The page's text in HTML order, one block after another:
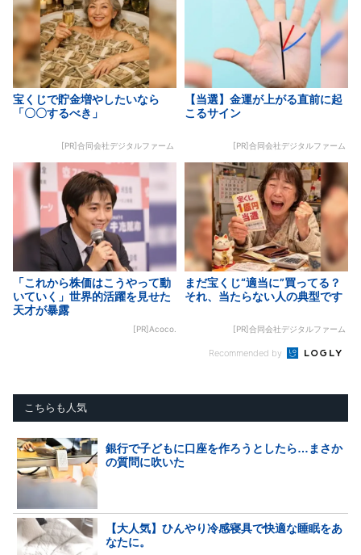
宝くじで貯金増やしたいなら
「〇〇するべき」
[PR]合同会社デジタルファーム
【当選】金運が上がる直前に起
こるサイン
[PR]合同会社デジタルファーム
「これから株価はこうやって動
いていく」世界的活躍を見せた
天才が暴露
[PR]Acoco.
まだ宝くじ“適当に”買ってる？
それ、当たらない人の典型です
[PR]合同会社デジタルファーム
Recommended by
こちらも人気
銀行で子どもに口座を作ろうとしたら…まさか
の質問に吹いた
【大人気】ひんやり冷感寝具で快適な睡眠をあ
なたに。